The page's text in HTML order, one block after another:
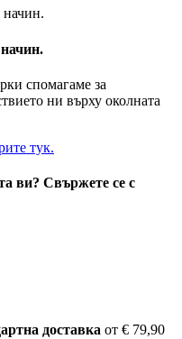
спомагаме за
ни върху околната
тук.
ви? Свържете се с
доставка от € 79,90